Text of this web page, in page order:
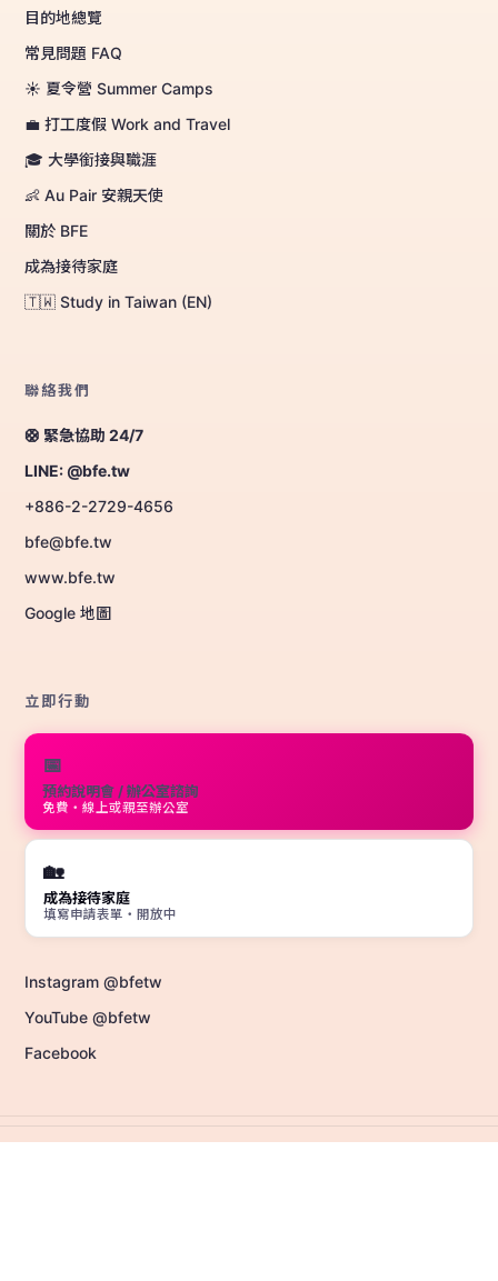
目的地總覽
常見問題 FAQ
☀️ 夏令營 Summer Camps
💼 打工度假 Work and Travel
🎓 大學銜接與職涯
👶 Au Pair 安親天使
關於 BFE
成為接待家庭
🇹🇼 Study in Taiwan (EN)
聯絡我們
🛟 緊急協助 24/7
LINE: @bfe.tw
+886-2-2729-4656
bfe@bfe.tw
www.bfe.tw
Google 地圖
立即行動
📅
預約說明會 / 辦公室諮詢
免費・線上或親至辦公室
🏡
成為接待家庭
填寫申請表單・開放中
Instagram @bfetw
YouTube @bfetw
Facebook